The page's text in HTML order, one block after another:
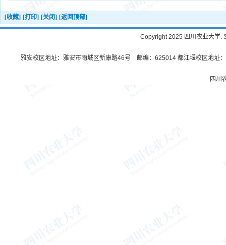
[收藏] [打印] [关闭] [返回顶部]
Copyright 2025 四川农业大学.
雅安校区地址：雅安市雨城区新康路46号 邮编：625014 都江堰校区地址
四川